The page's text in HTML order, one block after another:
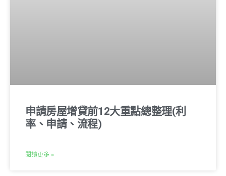
申請房屋增貸前12大重點總整理(利
率、申請、流程)
閱讀更多 »